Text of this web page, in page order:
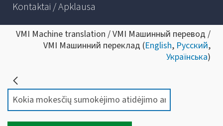
Kontaktai / Apklausa
VMI Machine translation / VMI Машинный перевод /
VMI Машинний переклад (English, Русский,
Українська)